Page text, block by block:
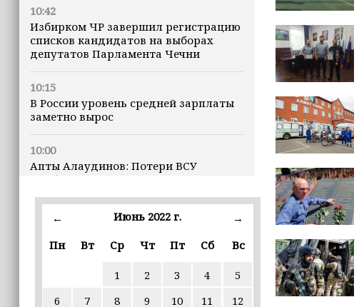
10:42
Избирком ЧР завершил регистрацию
списков кандидатов на выборах
депутатов Парламента Чечни
10:15
В России уровень средней зарплаты
заметно вырос
10:00
Апты Алаудинов: Потери ВСУ
приближаются к отметке в 2,5
Трамп построит военную базу в Газе
← Июнь 2022 г.
→
Пн
Вт Ср Чт Пт Сб Вс
1 2 3 4
5
6
7 8 9 10 11 12